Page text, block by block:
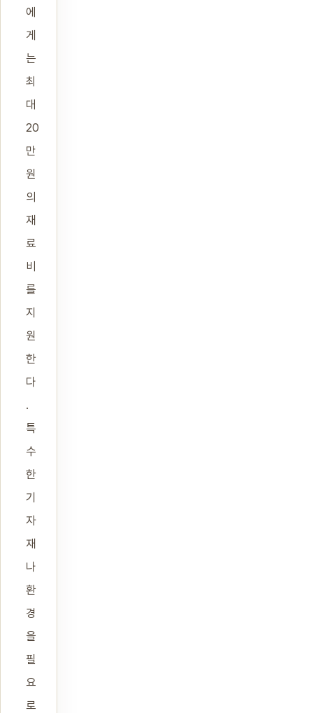
에
게
는
최
대
20
만
원
의
재
료
비
를
지
원
한
다
.
특
수
한
기
자
재
나
환
경
을
필
요
로